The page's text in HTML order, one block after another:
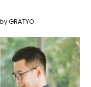
byGRATYO